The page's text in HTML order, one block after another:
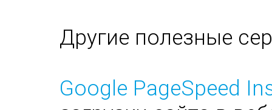
Другие полезные
Google PageSpeed